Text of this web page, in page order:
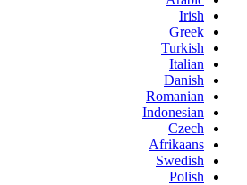
Irish
Greek
Turkish
Italian
Danish
Romanian
Indonesian
Czech
Afrikaans
Swedish
Polish